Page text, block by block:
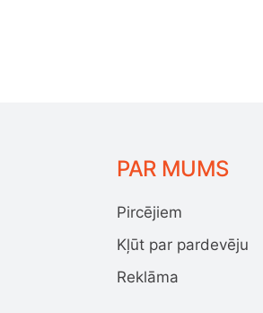
PAR MUMS
Pircējiem
Kļūt par pardevēju
Reklāma